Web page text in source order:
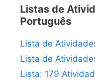
Listas de
Português
Lista de
Lista de
Lista: 179